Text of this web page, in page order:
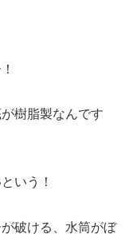
樹脂製なんです
いう！
破ける、水筒がぼ